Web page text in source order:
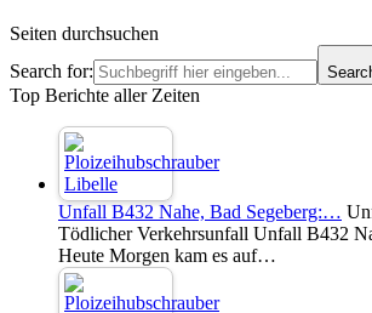
Seiten durchsuchen
Search for:
Top Berichte aller Zeiten
Unfall B432 Nahe, Bad Segeberg:…
Tödlicher Verkehrsunfall Unfall B432
Heute Morgen kam es auf…